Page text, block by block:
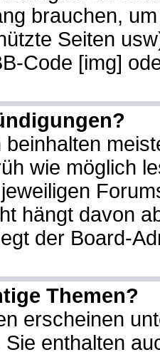
brauchen,
Seiten
Code [img]
wie möglich
hängt davon
der Board-
Themen?
erscheinen
enthalten